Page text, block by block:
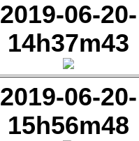
2019-06-20-
14h37m43
2019-06-20-
15h56m48